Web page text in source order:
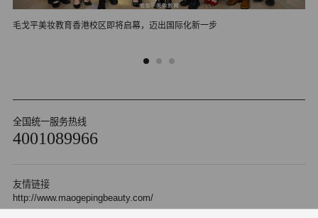
毛戈平美妆教育香港校区即将启幕，迈出国际化新一步
全国统一服务热线
4001089966
友情链接
http://www.maogepingbeauty.com/